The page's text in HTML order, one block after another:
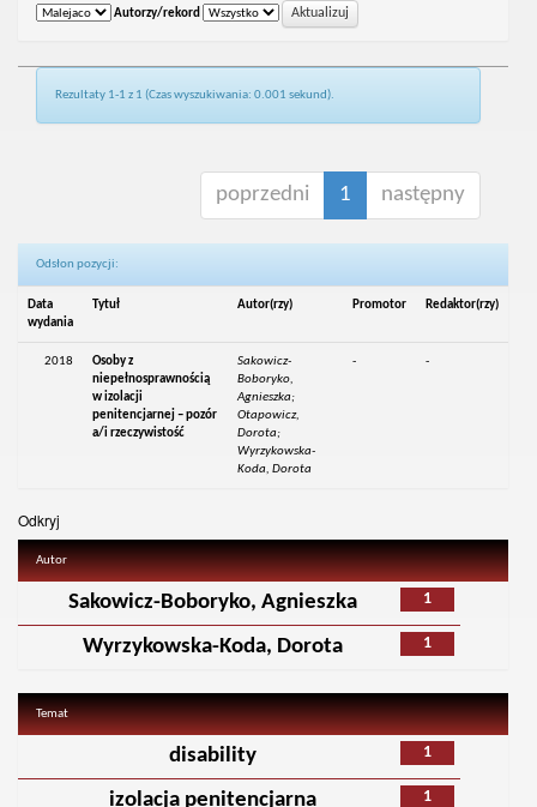
Autorzy/rekord
Rezultaty 1-1 z 1 (Czas wyszukiwania: 0.001 sekund).
poprzedni 1 następny
Odsłon pozycji:
Data
wydania
Tytuł Autor(rzy) Promotor Redaktor(rzy)
2018
Osoby z
niepełnosprawnością
w izolacji
penitencjarnej – pozór
a/i rzeczywistość
Sakowicz-
Boboryko,
Agnieszka;
Otapowicz,
Dorota;
Wyrzykowska-
Koda, Dorota
- -
Odkryj
Autor
1
Sakowicz-Boboryko, Agnieszka
1
Wyrzykowska-Koda, Dorota
Temat
1
disability
1
izolacja penitencjarna